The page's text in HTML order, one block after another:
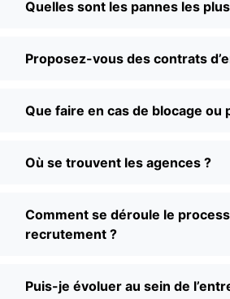
Quelles sont les pannes les
Proposez-vous des contrats
Que faire en cas de blocage ou
Où se trouvent les agences ?
Comment se déroule le
recrutement ?
Puis-je évoluer au sein de